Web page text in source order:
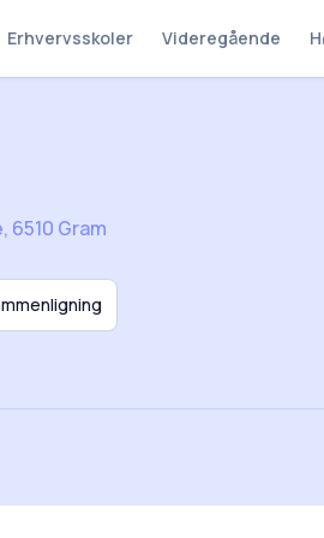
Erhvervsskoler Videregående
6510 Gram